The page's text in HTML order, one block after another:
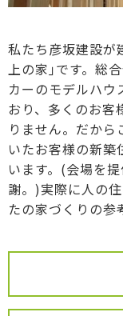
私たち彦坂建設が
上の家｣です。総
カーのモデルハウ
おり、多くのお客
りません。だか
いたお客様の新築
います。(会場を
謝。)実際に人の
たの家づくりの参